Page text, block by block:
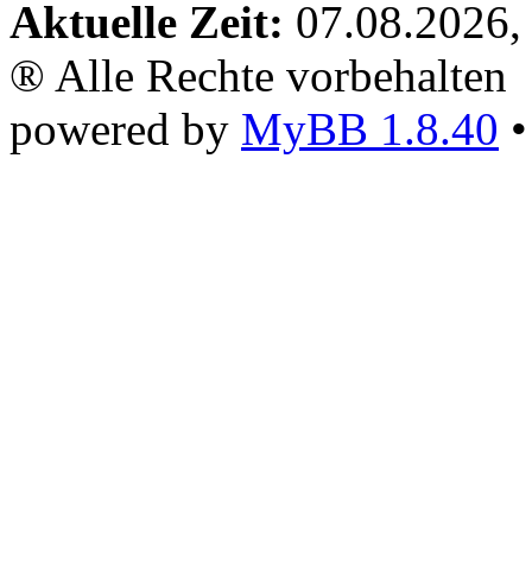
Aktuelle Zeit:
® Alle Rechte vorbehalten
powered by MyBB 1.8.40